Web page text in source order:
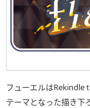
フューエルはRekindle
テーマとなった描き下